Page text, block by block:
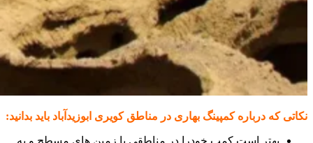
نکاتی که درباره کمپینگ بهاری در مناطق کویری ابوزیدآباد باید بدانید: